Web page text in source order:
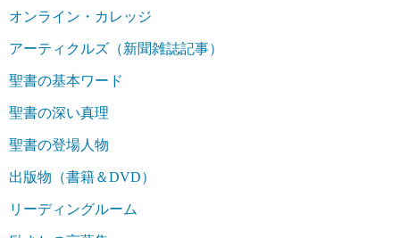
オンライン・カレッジ
アーティクルズ（新聞雑誌記事）
聖書の基本ワード
聖書の深い真理
聖書の登場人物
出版物（書籍＆DVD）
リーディングルーム